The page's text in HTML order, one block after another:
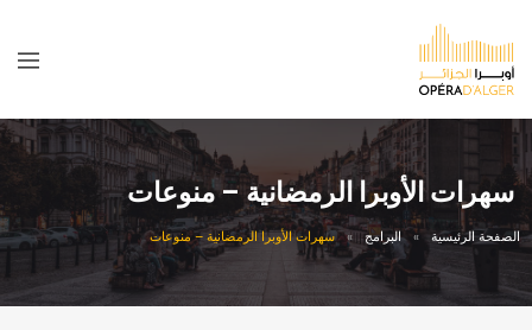
سهرات الأوبرا الرمضانية – منوعات
الصفحة الرئيسية البرامج سهرات الأوبرا الرمضانية – منوعات